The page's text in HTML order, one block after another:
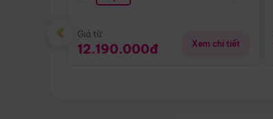
Giá từ:
12.190.000đ Xem chi tiết
‹